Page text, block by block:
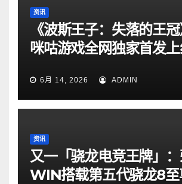
资讯
《波斯王子：失落的王
咪咕游戏全网独家首发
6月 14, 2026 ADMIN
资讯
又一「骁龙电竞王牌」
WIN搭载第五代骁龙8至